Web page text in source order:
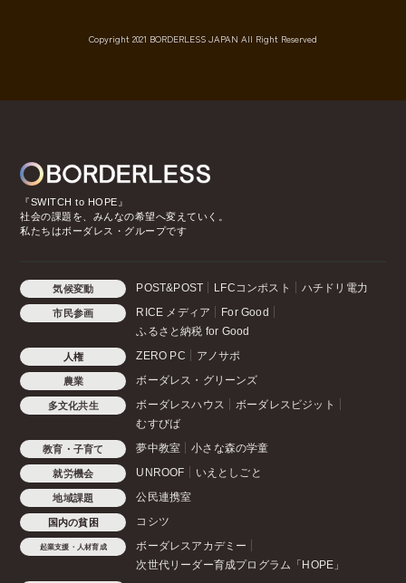
Copyright 2021 BORDERLESS JAPAN All Right Reserved
『SWITCH to HOPE』
社会の課題を、みんなの希望へ変えていく。
私たちはボーダレス・グループです
気候変動 POST&POST LFCコンポスト ハチドリ電力
市民参画 RICE メディア
For Good
ふるさと納税 for Good
人権 ZERO PC アノサポ
農業 ボーダレス・グリーンズ
多文化共生 ボーダレスハウス
ボーダレスビジット
むすびば
教育・子育て 夢中教室 小さな森の学童
就労機会 UNROOF いえとしごと
地域課題 公民連携室
国内の貧困 コシツ
起業支援・人材育成
ボーダレスアカデミー
次世代リーダー育成プログラム「HOPE」